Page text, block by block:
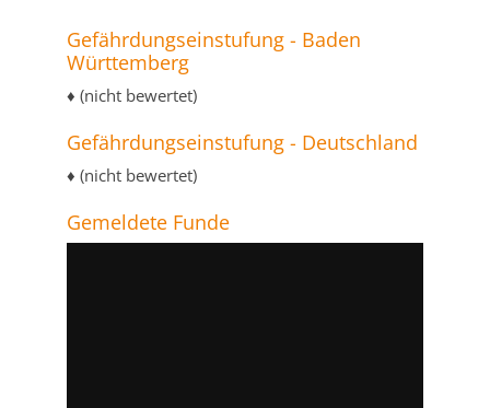
Gefährdungseinstufung - Baden
Württemberg
♦ (nicht bewertet)
Gefährdungseinstufung - Deutschland
♦ (nicht bewertet)
Gemeldete Funde